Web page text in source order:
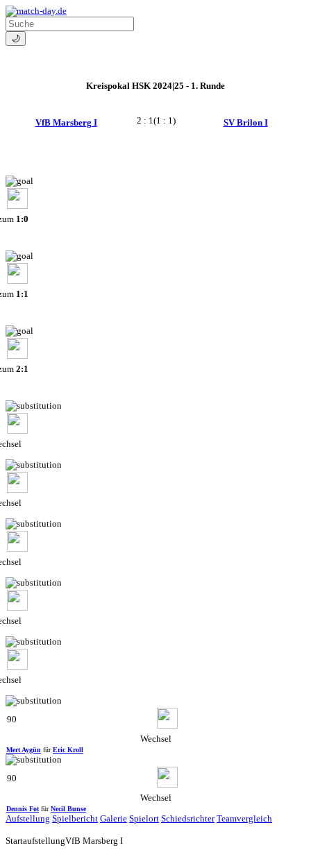
🌙
Kreispokal HSK 2024|25 - 1. Runde
VfB Marsberg I 2 : 1(1 : 1) SV Brilon I
1:0
1:1
2:1
90
Wechsel
Mert Aygün fürEric Kroll
90
Wechsel
Dennis Fot fürNecil Bunse
Aufstellung Spielbericht Galerie Spielort Schiedsrichter Teamvergleich
StartaufstellungVfB Marsberg I